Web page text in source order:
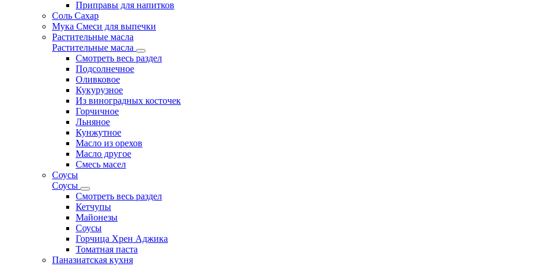
Приправы для напитков
Соль Сахар
Мука Смеси для выпечки
Растительные масла
Растительные масла
Смотреть весь раздел
Подсолнечное
Оливковое
Кукурузное
Из виноградных косточек
Горчичное
Льняное
Кунжутное
Масло из орехов
Масло другое
Смесь масел
Соусы
Соусы
Смотреть весь раздел
Кетчупы
Майонезы
Соусы
Горчица Хрен Аджика
Томатная паста
Паназиатская кухня